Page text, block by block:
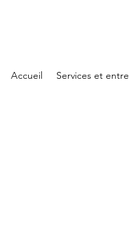
Accueil Services et